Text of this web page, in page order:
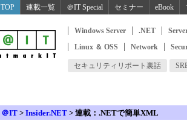
TOP 連載一覧 ＠IT Special セミナー eBook
Windows Server .NET
Linux ＆ OSS
Network
セキュリティリポート裏話
＠IT > Insider.NET > 連載：.NETで簡単XML